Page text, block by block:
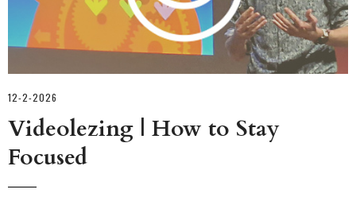
12-2-2026
Videolezing | How to Stay
Focused